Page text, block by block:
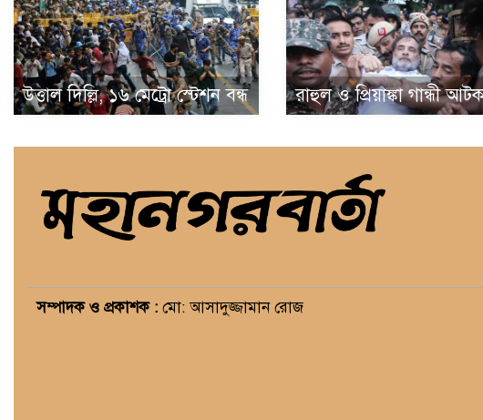
উত্তাল দিল্লি, ১৬ মেট্রো স্টেশন বন্ধ রাহুল ও প্রিয়াঙ্কা গান্ধী আটক
সম্পাদক ও প্রকাশক : মো: আসাদুজ্জামান রোজ